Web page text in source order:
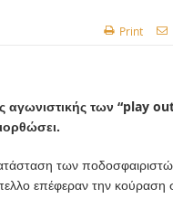
Print
αγωνιστικής των “play
των
επέφεραν την κούραση